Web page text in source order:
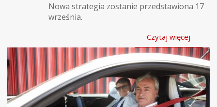
Nowa strategia zostanie przedstawiona 17
września.
Czytaj więcej